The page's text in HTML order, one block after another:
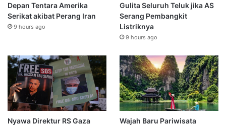
Depan Tentara Amerika
Serikat akibat Perang Iran
9 hours ago
Gulita Seluruh Teluk jika AS
Serang Pembangkit
Listriknya
9 hours ago
Nyawa Direktur RS Gaza
Wajah Baru Pariwisata